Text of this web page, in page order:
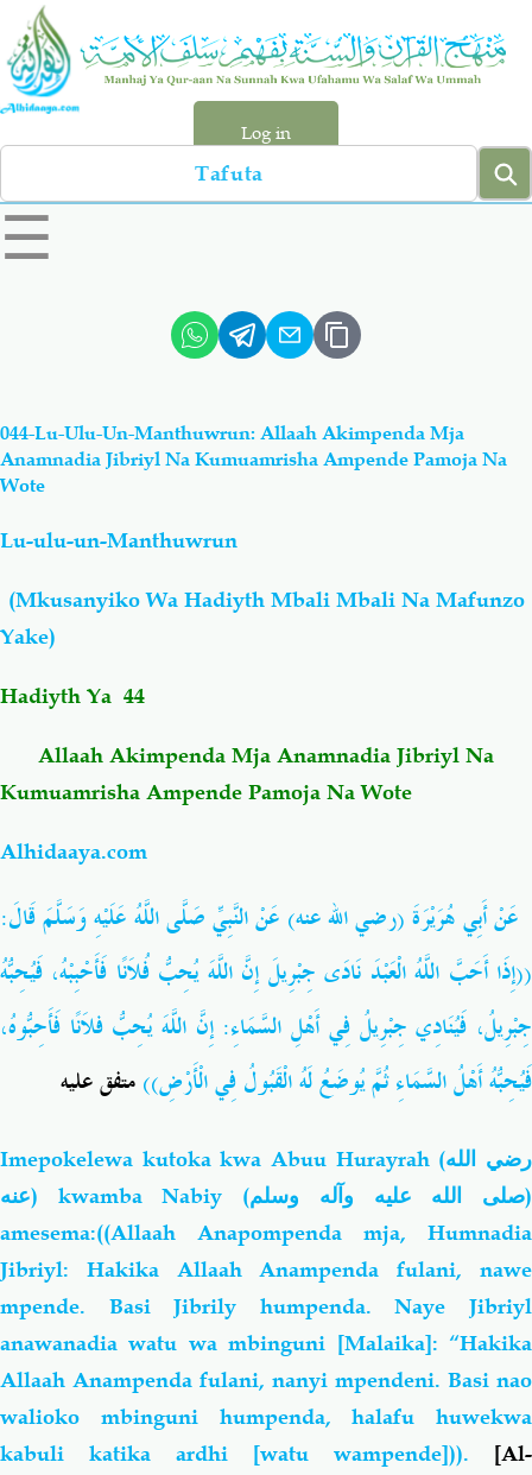
Skip
main
content
Log in
Search
left
sidebar
☰
Hadiyth
Aqiydah Manhaj
Salaf Wa Ummah Firaq-Makundi
Akhlaaq-Aadaab Raqaaiq
Chemsha Bongo
Mapishi
044-Lu-Ulu-Un-Manthuwrun: Allaah Akimpenda Mja
Anamnadia Jibriyl Na Kumuamrisha Ampende Pamoja Na
Wote
Lu-ulu-un-Manthuwrun
(Mkusanyiko Wa Hadiyth Mbali Mbali Na Mafunzo
Yake)
Hadiyth Ya 44
Allaah Akimpenda Mja Anamnadia Jibriyl Na
Kumuamrisha Ampende Pamoja Na Wote
Alhidaaya.com
عَنْ أَبِي هُرَيْرَةَ (رضي الله عنه) عَنْ النَّبِيِّ صَلَّى اللَّهُ عَلَيْهِ وَسَلَّمَ قَالَ:
((إِذَا أَحَبَّ اللَّهُ الْعَبْدَ نَادَى جِبْرِيلَ إِنَّ اللَّهَ يُحِبُّ فُلاَنًا فَأَحْبِبْهُ، فَيُحِبُّهُ
جِبْرِيلُ، فَيُنَادِي جِبْرِيلُ فِي أَهْلِ السَّمَاءِ: إِنَّ اللَّهَ يُحِبُّ فلاَنًا فَأَحِبُّوهُ،
فَيُحِبُّهُ أَهْلُ السَّمَاءِ ثُمَّ يُوضَعُ لَهُ الْقَبُولُ فِي الْأَرْضِ))متفق عليه
Imepokelewa kutoka kwa Abuu Hurayrah (رضي الله
عنه) kwamba Nabiy (صلى الله عليه وآله وسلم)
amesema:((Allaah Anapompenda mja, Humnadia
Jibriyl: Hakika Allaah Anampenda fulani, nawe
mpende. Basi Jibrily humpenda. Naye Jibriyl
anawanadia watu wa mbinguni [Malaika]: “Hakika
Allaah Anampenda fulani, nanyi mpendeni. Basi nao
walioko mbinguni humpenda, halafu huwekwa
kabuli katika ardhi [watu wampende])).
[Al-